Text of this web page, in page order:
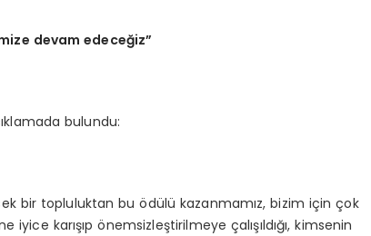
devam edeceğiz”
bulundu:
bir topluluktan bu ödülü kazanmamız, bizim için çok
iyice karışıp önemsizleştirilmeye çalışıldığı, kimsenin